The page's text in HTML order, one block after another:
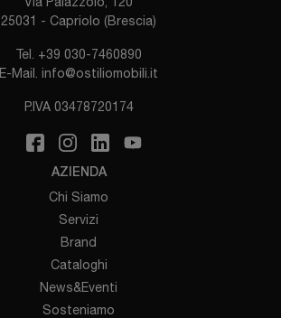
25031 - Capriolo (Brescia)
Tel. +39 030-7460890
E-Mail. info@ostiliomobili.it
P.IVA 03478720174
AZIENDA
Chi Siamo
Servizi
Brand
Cataloghi
News&Eventi
Sosteniamo